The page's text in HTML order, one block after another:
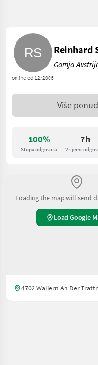
100%
Stopa odgovora
7h
Vrijeme
online od 12/2006
Reinhard
Gornja
Više
Loading the map will send
Load Google
4702 Wallern An Der